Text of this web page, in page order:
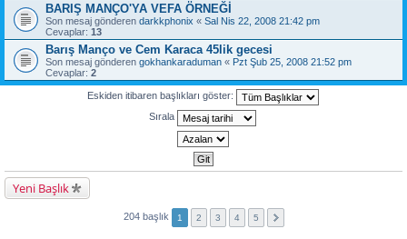
BARIŞ MANÇO'YA VEFA ÖRNEĞİ
Son mesaj gönderen darkkphonix « Sal Nis 22, 2008 21:42 pm
Cevaplar: 13
Barış Manço ve Cem Karaca 45lik gecesi
Son mesaj gönderen gokhankaraduman « Pzt Şub 25, 2008 21:52 pm
Cevaplar: 2
Eskiden itibaren başlıkları göster:
Sırala
Yeni Başlık
204 başlık 1 2 3 4 5